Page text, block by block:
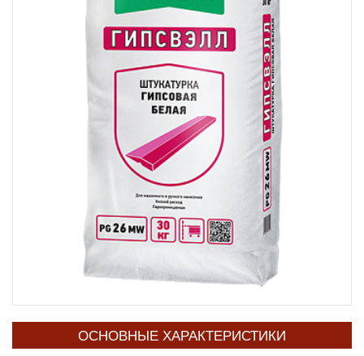
ОСНОВНЫЕ ХАРАКТЕРИСТИКИ